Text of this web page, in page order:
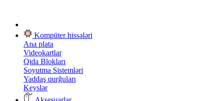
Kompüter hissələri
Ana plata
Videokartlar
Qida Blokları
Soyutma Sistemləri
Yaddaş qurğuları
Keyslər